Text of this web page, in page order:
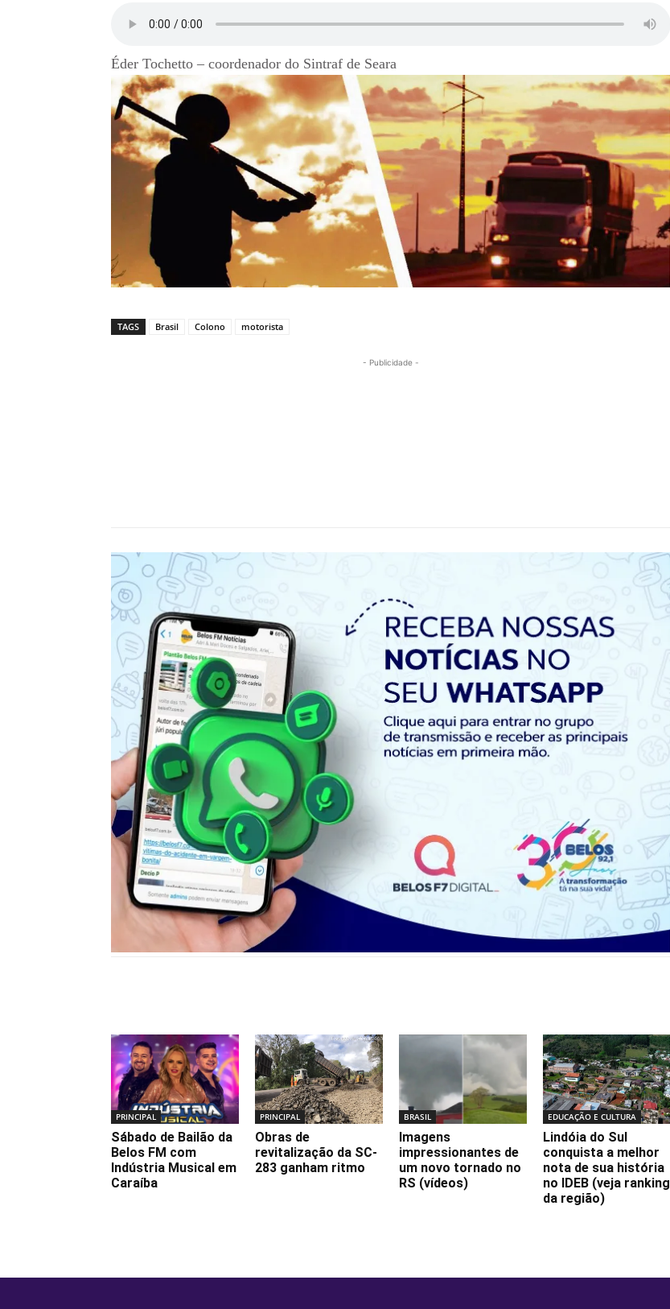
Éder Tochetto – coordenador do Sintraf de Seara
TAGS Brasil Colono motorista
- Publicidade -
PRINCIPAL
Sábado de Bailão da
Belos FM com
Indústria Musical em
Caraíba
PRINCIPAL
Obras de
revitalização da SC-
283 ganham ritmo
BRASIL
Imagens
impressionantes de
um novo tornado no
RS (vídeos)
EDUCAÇÃO E CULTURA
Lindóia do Sul
conquista a melhor
nota de sua história
no IDEB (veja ranking
da região)